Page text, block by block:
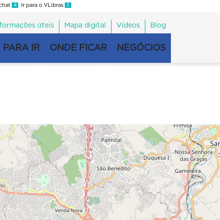
4 Ir para o VLibras 5
úteis Mapa digital Vídeos Blog
PARA IR ONDE FICAR NEGÓCIOS